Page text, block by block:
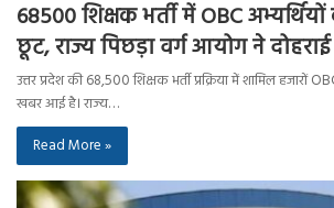
68500 शिक्षक भर्ती में OBC
छूट, राज्य पिछड़ा वर्ग आयोग ने
उत्तर प्रदेश की 68,500 शिक्षक भर्ती प्रक्रिया में शामिल हजारों
खबर आई है। राज्य…
Read More »